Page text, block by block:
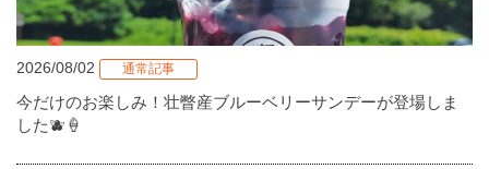
2026/08/02 通常記事
今だけのお楽しみ！壮瞥産ブルーベリーサンデーが登場しま
した🫐🍦